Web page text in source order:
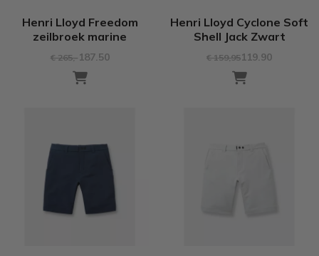
Henri Lloyd Freedom
zeilbroek marine
€ 265,- 187.50
Henri Lloyd Cyclone Soft
Shell Jack Zwart
€ 159,95119.90